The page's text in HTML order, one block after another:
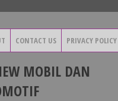
CONTACT US PRIVACY POLICY
MOBIL DAN